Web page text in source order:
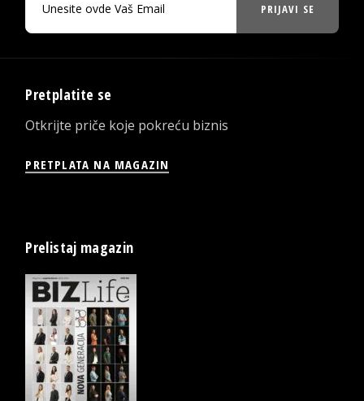
PRIJAVI SE
Pretplatite se
Otkrijte priče koje pokreću biznis
PRETPLATA NA MAGAZIN
Prelistaj magazin